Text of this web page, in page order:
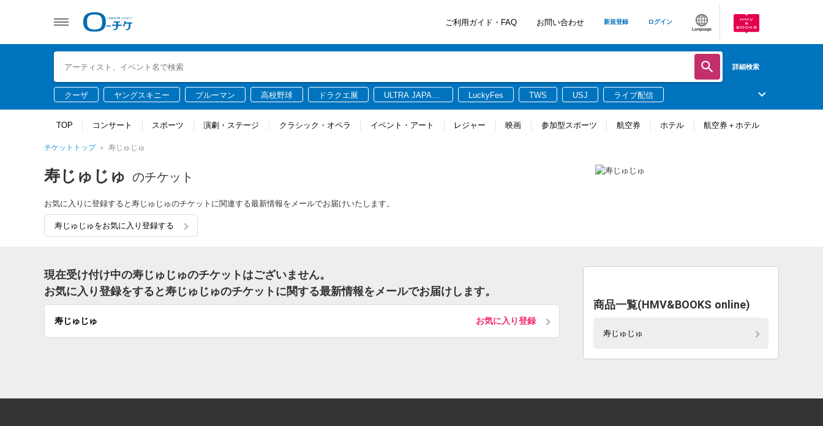
ご利用ガイド・FAQ お問い合わせ 新規登録 ログイン
Language
詳細検索
クーザ ヤングスキニー ブルーマン 高校野球 ドラクエ展
ULTRA JAPAN
LuckyFes TWS USJ ライブ配信
TOP コンサート スポーツ 演劇・ステージ クラシック・オペラ イベント・アート レジャー 映画 参加型スポーツ 航空券 ホテル 航空券＋ホテル
チケットトップ 寿じゅじゅ
寿じゅじゅ のチケット
お気に入りに登録すると寿じゅじゅのチケットに関連する最新情報をメールでお届けいたします。
寿じゅじゅをお気に入り登録する
現在受け付け中の寿じゅじゅのチケットはございません。
お気に入り登録をすると寿じゅじゅのチケットに関する最新情報をメールでお届けします。
寿じゅじゅ お気に入り登録
商品一覧(HMV&BOOKS online)
寿じゅじゅ